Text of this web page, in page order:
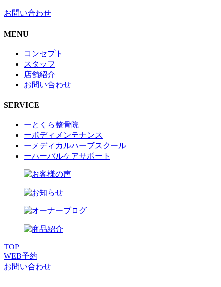
お問い合わせ
MENU
コンセプト
スタッフ
店舗紹介
お問い合わせ
SERVICE
ーとくら整骨院
ーボディメンテナンス
ーメディカルハーブスクール
ーハーバルケアサポート
TOP
WEB予約
お問い合わせ